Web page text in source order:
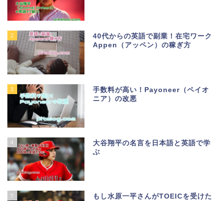
2
40代からの英語で副業！在宅ワーク
Appen（アッペン）の稼ぎ方
3
手数料が高い！Payoneer（ペイオ
ニア）の改悪
4
大谷翔平の名言を日本語と英語で学
ぶ
5 もし水原一平さんがTOEICを受けた